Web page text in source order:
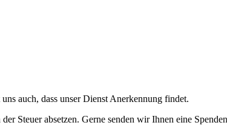
auch, dass unser Dienst Anerkennung findet.
Steuer absetzen. Gerne senden wir Ihnen eine